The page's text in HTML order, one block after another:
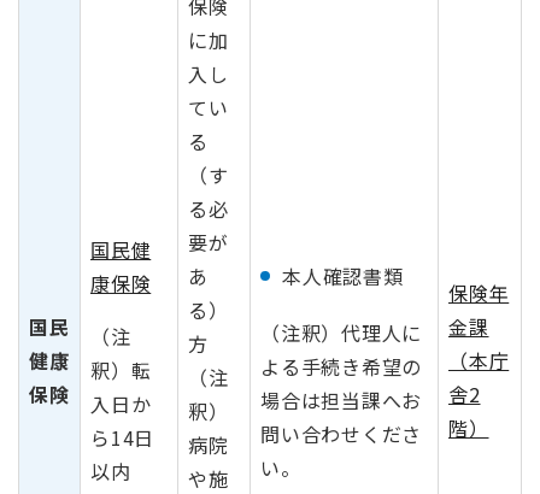
国民
健康
保険
国民健
康保険
（注
釈）転
入日か
ら14日
以内
保険
に加
入し
てい
る
（す
る必
要が
あ
る）
方
（注
釈）
病院
や施
本人確認書類
（注釈）代理人に
よる手続き希望の
場合は担当課へお
問い合わせくださ
い。
保険年
金課
（本庁
舎2
階）